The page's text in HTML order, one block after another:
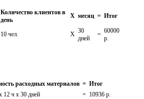
Количество клиентов в
день
X месяц = Итог
10 чел. X 30
дней
= 60000
р.
расходных материалов = Итог
12 ч х 30 дней = 10936 р.